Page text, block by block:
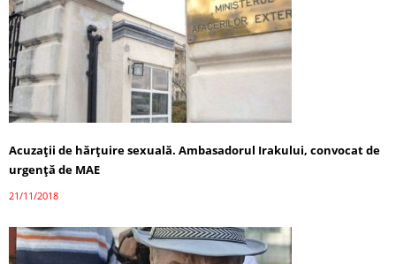
Acuzaţii de hărţuire sexuală. Ambasadorul Irakului, convocat de
urgenţă de MAE
21/11/2018